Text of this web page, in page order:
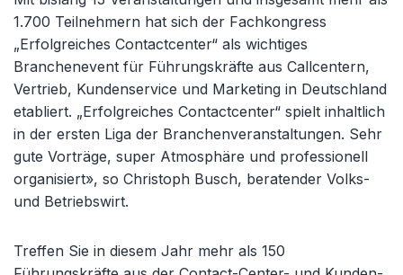
1.700 Teilnehmern hat sich der Fachkongress
„Erfolgreiches Contactcenter“ als wichtiges
Branchenevent für Führungskräfte aus Callcentern,
Vertrieb, Kundenservice und Marketing in Deutschland
etabliert. „Erfolgreiches Contactcenter“ spielt inhaltlich
in der ersten Liga der Branchenveranstaltungen. Sehr
gute Vorträge, super Atmosphäre und professionell
organisiert», so Christoph Busch, beratender Volks-
und Betriebswirt.
Treffen Sie in diesem Jahr mehr als 150